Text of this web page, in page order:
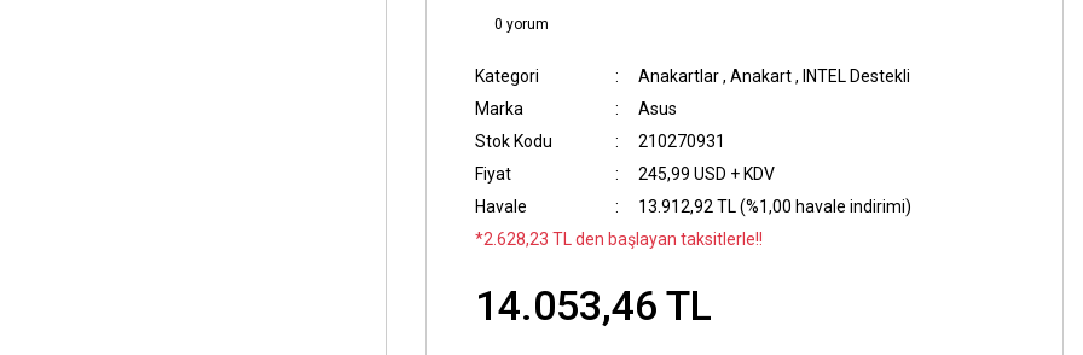
0 yorum
Kategori Anakartlar, Anakart, INTEL Destekli
Marka
Asus
Stok Kodu
210270931
Fiyat
245,99 USD + KDV
Havale
13.912,92 TL (%1,00 havale indirimi)
*2.628,23 TL den başlayan taksitlerle!!
14.053,46 TL